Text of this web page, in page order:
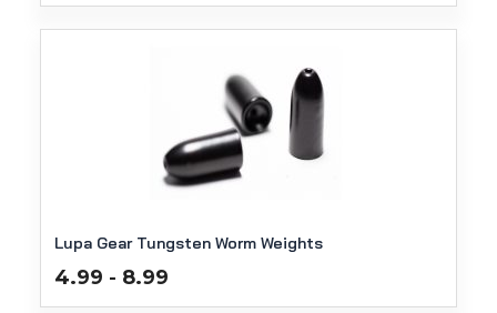
Lupa Gear Tungsten Worm Weights
4.99 - 8.99
€4.99